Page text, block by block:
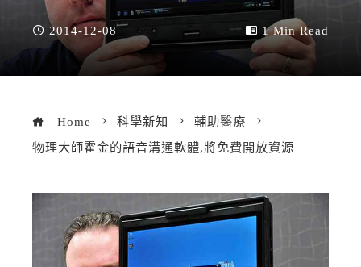
2014-12-08 1 Min Read
Home 科學新知
輔助醫療
物理大師霍金的語音溝通軟體,將免費開放資源